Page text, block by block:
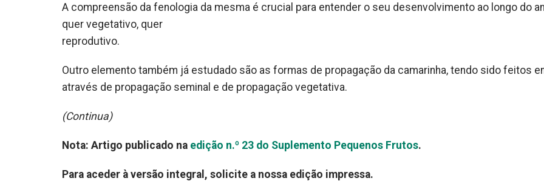
A compreensão da fenologia da mesma é crucial para entender o seu desenvolvimento ao longo do
quer vegetativo, quer
reprodutivo.
Outro elemento também já estudado são as formas de propagação da camarinha, tendo sido feitos
através de propagação seminal e de propagação vegetativa.
(Continua)
Nota: Artigo publicado na edição n.º 23 do Suplemento Pequenos Frutos.
Para aceder à versão integral, solicite a nossa edição impressa.